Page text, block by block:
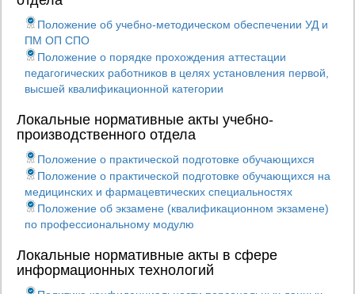
Положение об учебно-методическом обеспечении УД и
ПМ ОП СПО
Положение о порядке прохождения аттестации
педагогических работников в целях установления первой,
высшей квалификационной категории
Локальные нормативные акты учебно-
производственного отдела
Положение о практической подготовке обучающихся
Положение о практической подготовке обучающихся на
медицинских и фармацевтических специальностях
Положение об экзамене (квалификационном экзамене)
по профессиональному модулю
Локальные нормативные акты в сфере
информационных технологий